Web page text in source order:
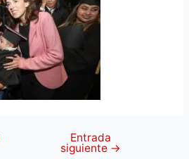
Entrada
siguiente →